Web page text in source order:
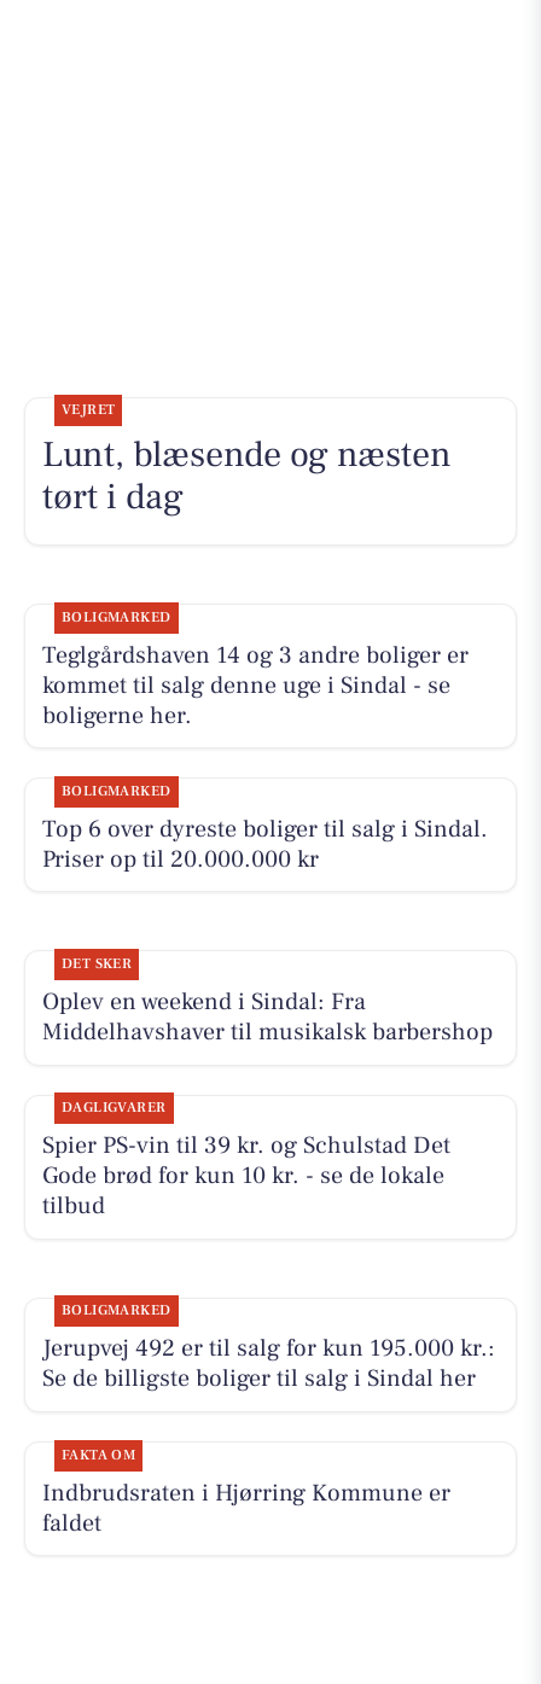
VEJRET
Lunt, blæsende og næsten
tørt i dag
BOLIGMARKED
Teglgårdshaven 14 og 3 andre boliger er
kommet til salg denne uge i Sindal - se
boligerne her.
BOLIGMARKED
Top 6 over dyreste boliger til salg i Sindal.
Priser op til 20.000.000 kr
DET SKER
Oplev en weekend i Sindal: Fra
Middelhavshaver til musikalsk barbershop
DAGLIGVARER
Spier PS-vin til 39 kr. og Schulstad Det
Gode brød for kun 10 kr. - se de lokale
tilbud
BOLIGMARKED
Jerupvej 492 er til salg for kun 195.000 kr.:
Se de billigste boliger til salg i Sindal her
FAKTA OM
Indbrudsraten i Hjørring Kommune er
faldet